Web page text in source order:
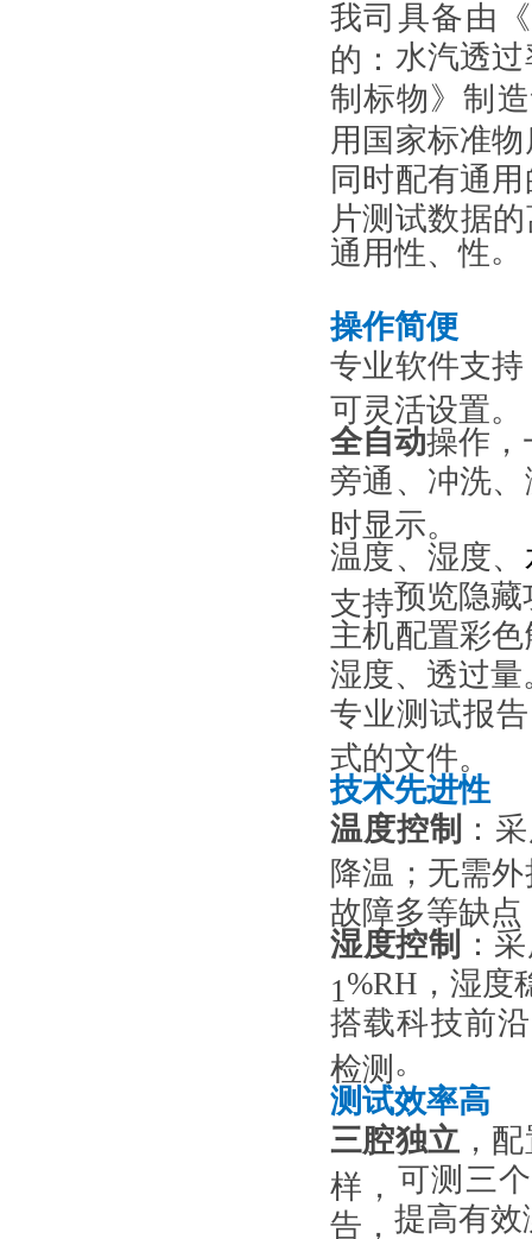
我司具备由
的： 水汽透
制标物》制
用国家标准
同时配有通
片测试数据
通用性、性。
操作简便
专业软件支
可灵活设置。
全自动操作，
旁通 、 冲洗
时显示。
温度、 湿度、
支持预览隐
主机配置彩
湿度、 透过量
专业测试报
式的文件。
技术先进性
温度控制 ：
降温；无需
故障多等缺点
湿度控制 ：
1 %RH ，湿度
搭载科技前
检测 。
测试效率高
三腔独立 ，
样， 可测三
告， 提高有效